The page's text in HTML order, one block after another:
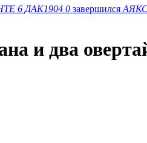
6 ДАК1904 0 завершился
и два